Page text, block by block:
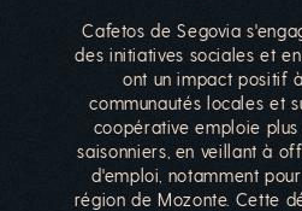
Cafetos de Segovia
des initiatives sociales et
ont un impact positif
communautés locales et
coopérative emploie
saisonniers, en veillant à
d'emploi, notamment
région de Mozonte. Cette